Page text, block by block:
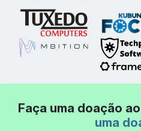
Faça uma doação ao
uma